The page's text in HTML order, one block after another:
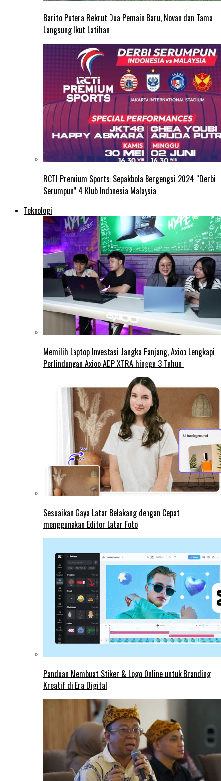
Barito Putera Rekrut Dua Pemain Baru, Novan dan Tama
Langsung Ikut Latihan
RCTI Premium Sports: Sepakbola Bergengsi 2024 “Derbi
Serumpun” 4 Klub Indonesia Malaysia
Teknologi
Memilih Laptop Investasi Jangka Panjang, Axioo Lengkapi
Perlindungan Axioo ADP XTRA hingga 3 Tahun
Sesuaikan Gaya Latar Belakang dengan Cepat
menggunakan Editor Latar Foto
Panduan Membuat Stiker & Logo Online untuk Branding
Kreatif di Era Digital